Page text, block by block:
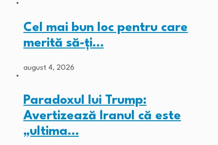
Cel mai bun loc pentru care
merită să-ți…
august 4, 2026
Paradoxul lui Trump:
Avertizează Iranul că este
„ultima…